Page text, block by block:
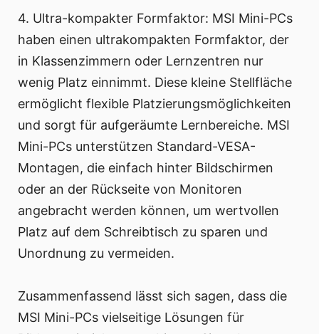
4. Ultra-kompakter Formfaktor: MSI Mini-PCs
haben einen ultrakompakten Formfaktor, der
in Klassenzimmern oder Lernzentren nur
wenig Platz einnimmt. Diese kleine Stellfläche
ermöglicht flexible Platzierungsmöglichkeiten
und sorgt für aufgeräumte Lernbereiche. MSI
Mini-PCs unterstützen Standard-VESA-
Montagen, die einfach hinter Bildschirmen
oder an der Rückseite von Monitoren
angebracht werden können, um wertvollen
Platz auf dem Schreibtisch zu sparen und
Unordnung zu vermeiden.
Zusammenfassend lässt sich sagen, dass die
MSI Mini-PCs vielseitige Lösungen für